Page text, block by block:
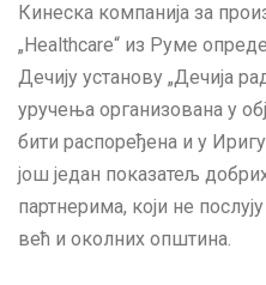
Кинеска компанија за
„Healthcare“ из Руме
Дечију установу „Дечија
уручења организована у
бити распоређена и у
још један показатељ
партнерима, који не
већ и околних општина.